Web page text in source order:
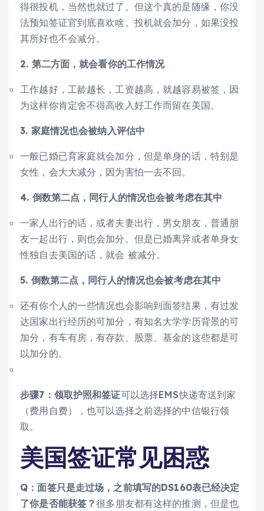
得很投机，当然也就过了。但这个真的是随缘，你没
法预知签证官到底喜欢啥。投机就会加分，如果没投
其所好也不会减分。
2. 第二方面，就会看你的工作情况
工作越好，工龄越长，工资越高，就越容易被签，因
为这样你肯定舍不得高收入好工作而留在美国。
3. 家庭情况也会被纳入评估中
一般已婚已育家庭就会加分，但是单身的话，特别是
女性，会大大减分，因为害怕一去不回。
4. 倒数第二点，同行人的情况也会被考虑在其中
一家人出行的话，或者夫妻出行，男女朋友，普通朋
友一起出行，则也会加分。但是已婚离异或者单身女
性独自去美国的话，就会 被减分。
5. 倒数第二点，同行人的情况也会被考虑在其中
还有你个人的一些情况也会影响到面签结果，有过发
达国家出行经历的可加分，有知名大学学历背景的可
加分，有车有房，有存款、股票、基金的这些都是可
以加分的。
步骤7：领取护照和签证可以选择EMS快递寄送到家
（费用自费），也可以选择之前选择的中信银行领
取。
美国签证常见困惑
Q：面签只是走过场，之前填写的DS160表已经决定
了你是否能获签？很多朋友都有这样的推测，但是也